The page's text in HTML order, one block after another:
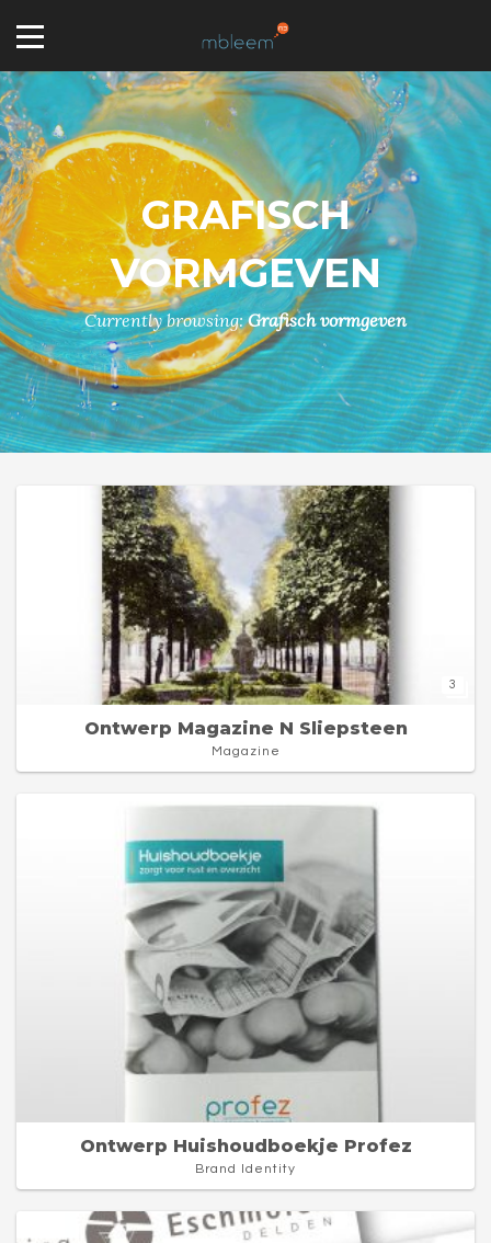
GRAFISCH
VORMGEVEN
Currently browsing:Grafisch vormgeven
3
Ontwerp Magazine N Sliepsteen
Magazine
Ontwerp Huishoudboekje Profez
Brand Identity